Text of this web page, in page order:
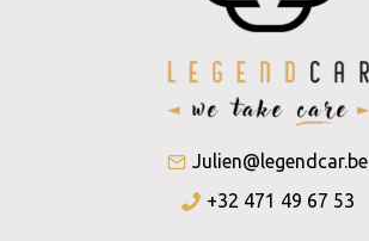
Julien@legendcar.be
+32 471 49 67 53